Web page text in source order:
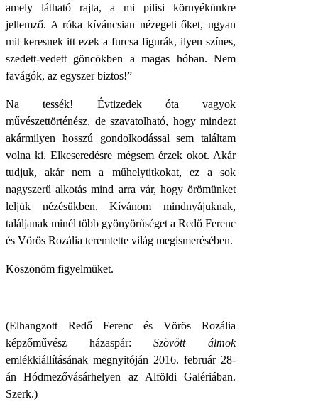
amely látható rajta, a mi pilisi környékünkre
jellemző. A róka kíváncsian nézegeti őket, ugyan
mit keresnek itt ezek a furcsa figurák, ilyen színes,
szedett-vedett göncökben a magas hóban. Nem
favágók, az egyszer biztos!”
Na tessék! Évtizedek óta vagyok
művészettörténész, de szavatolható, hogy mindezt
akármilyen hosszú gondolkodással sem találtam
volna ki. Elkeseredésre mégsem érzek okot. Akár
tudjuk, akár nem a műhelytitkokat, ez a sok
nagyszerű alkotás mind arra vár, hogy örömünket
leljük nézésükben. Kívánom mindnyájuknak,
találjanak minél több gyönyörűséget a Redő Ferenc
és Vörös Rozália teremtette világ megismerésében.
Köszönöm figyelmüket.
(Elhangzott Redő Ferenc és Vörös Rozália
képzőművész házaspár: Szövött álmok
emlékkiállításának megnyitóján 2016. február 28-
án Hódmezővásárhelyen az Alföldi Galériában.
Szerk.)